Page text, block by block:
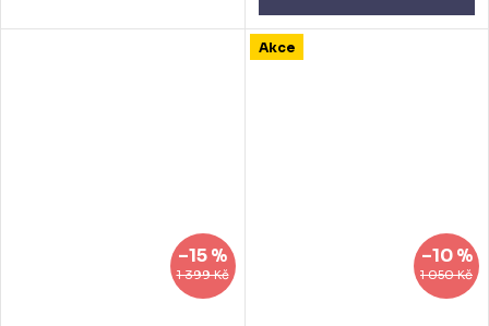
1 399 Kč
–15 %
Akce
1 050 Kč
–10 %